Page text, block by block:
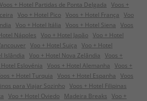
Voos + Hotel Partidas de Ponta Delgada Voos +
Voo + Hotel Pico Voos + Hotel França Voo
Voo + Hotel Itália Voos + Hotel Siena Voos
Nápoles Voo + Hotel Japão Voo + Hotel
Voo + Hotel Suiça Voo + Hotel
Islândia Voo + Hotel Nova Zelândia Voos +
Eslovénia Voos + Hotel Alemanha Voos +
+ Hotel Turquia Voos + Hotel Espanha Voos
para Viajar Sozinho Voos + Hotel Filipinas
Voo + Hotel Oviedo Madeira Breaks Voo +